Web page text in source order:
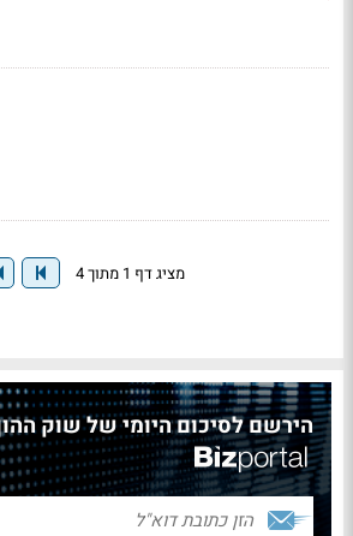
מציג דף 1 מתוך 4
הירשם לסיכום היומי של שוק